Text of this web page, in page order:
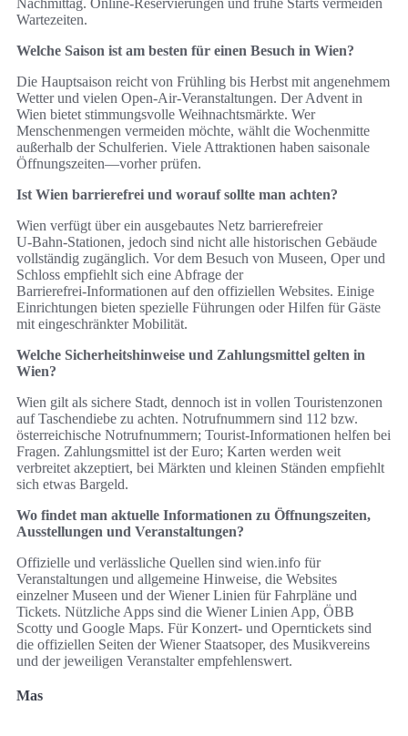
Nachmittag. Online‑Reservierungen und frühe Starts vermeiden
Wartezeiten.
Welche Saison ist am besten für einen Besuch in Wien?
Die Hauptsaison reicht von Frühling bis Herbst mit angenehmem
Wetter und vielen Open‑Air‑Veranstaltungen. Der Advent in
Wien bietet stimmungsvolle Weihnachtsmärkte. Wer
Menschenmengen vermeiden möchte, wählt die Wochenmitte
außerhalb der Schulferien. Viele Attraktionen haben saisonale
Öffnungszeiten—vorher prüfen.
Ist Wien barrierefrei und worauf sollte man achten?
Wien verfügt über ein ausgebautes Netz barrierefreier
U‑Bahn‑Stationen, jedoch sind nicht alle historischen Gebäude
vollständig zugänglich. Vor dem Besuch von Museen, Oper und
Schloss empfiehlt sich eine Abfrage der
Barrierefrei‑Informationen auf den offiziellen Websites. Einige
Einrichtungen bieten spezielle Führungen oder Hilfen für Gäste
mit eingeschränkter Mobilität.
Welche Sicherheitshinweise und Zahlungsmittel gelten in
Wien?
Wien gilt als sichere Stadt, dennoch ist in vollen Touristenzonen
auf Taschendiebe zu achten. Notrufnummern sind 112 bzw.
österreichische Notrufnummern; Tourist‑Informationen helfen bei
Fragen. Zahlungsmittel ist der Euro; Karten werden weit
verbreitet akzeptiert, bei Märkten und kleinen Ständen empfiehlt
sich etwas Bargeld.
Wo findet man aktuelle Informationen zu Öffnungszeiten,
Ausstellungen und Veranstaltungen?
Offizielle und verlässliche Quellen sind wien.info für
Veranstaltungen und allgemeine Hinweise, die Websites
einzelner Museen und der Wiener Linien für Fahrpläne und
Tickets. Nützliche Apps sind die Wiener Linien App, ÖBB
Scotty und Google Maps. Für Konzert‑ und Operntickets sind
die offiziellen Seiten der Wiener Staatsoper, des Musikvereins
und der jeweiligen Veranstalter empfehlenswert.
Mas